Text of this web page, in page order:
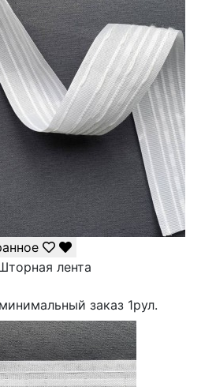
лента
минимальный заказ 1рул.